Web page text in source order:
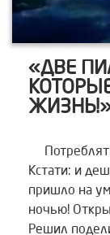
«ДВЕ
Кстати: и
пришло на
ночью!
Решил